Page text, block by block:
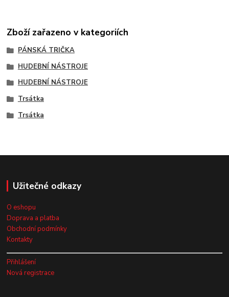
Zboží zařazeno v kategoriích
PÁNSKÁ TRIČKA
HUDEBNÍ NÁSTROJE
HUDEBNÍ NÁSTROJE
Trsátka
Trsátka
Užitečné odkazy
O eshopu
Doprava a platba
Obchodní podmínky
Kontakty
Přihlášení
Nová registrace